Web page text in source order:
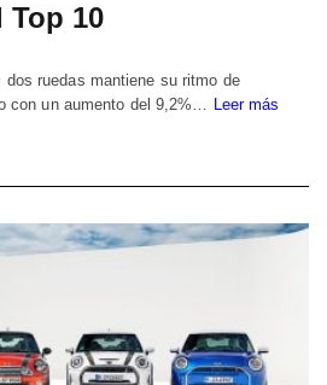
Top 10
dos ruedas mantiene su ritmo de
con un aumento del 9,2%… Leer más